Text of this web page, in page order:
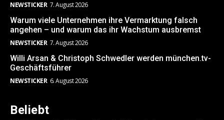
NEWSTICKER 7. August 2026
Warum viele Unternehmen ihre Vermarktung falsch
angehen – und warum das ihr Wachstum ausbremst
NEWSTICKER 7. August 2026
Willi Arsan & Christoph Schwedler werden münchen.tv-
Geschäftsführer
NEWSTICKER 6. August 2026
Beliebt